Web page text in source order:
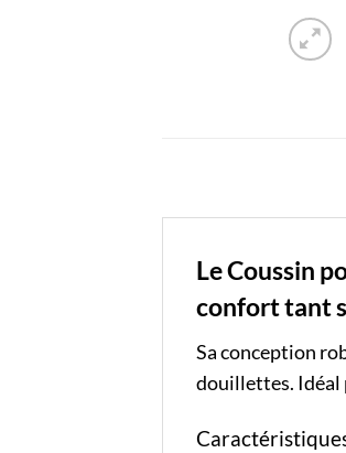
Le Coussin
confort tant
Sa conception
douillettes. Idéal